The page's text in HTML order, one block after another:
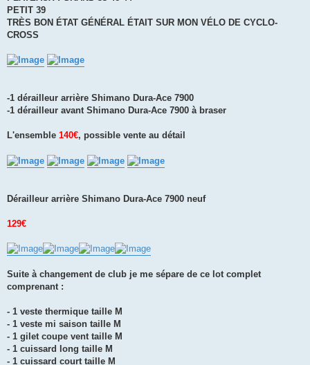
PETIT 39
TRÈS BON ÉTAT GÉNÉRAL ÉTAIT SUR MON VÉLO DE CYCLO-
CROSS
-1 dérailleur arrière Shimano Dura-Ace 7900
-1 dérailleur avant Shimano Dura-Ace 7900 à braser
L'ensemble 140€, possible vente au détail
Dérailleur arrière Shimano Dura-Ace 7900 neuf
129€
Suite à changement de club je me sépare de ce lot complet
comprenant :
- 1 veste thermique taille M
- 1 veste mi saison taille M
- 1 gilet coupe vent taille M
- 1 cuissard long taille M
- 1 cuissard court taille M